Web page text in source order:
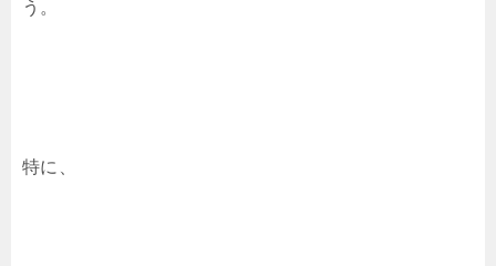
う。
特に、